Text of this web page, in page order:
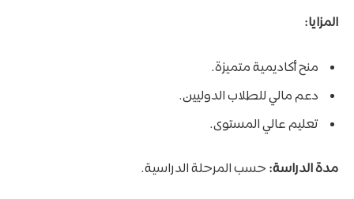
المزايا:
منح أكاديمية متميزة.
دعم مالي للطلاب الدوليين.
تعليم عالي المستوى.
مدة الدراسة: حسب المرحلة الدراسية.